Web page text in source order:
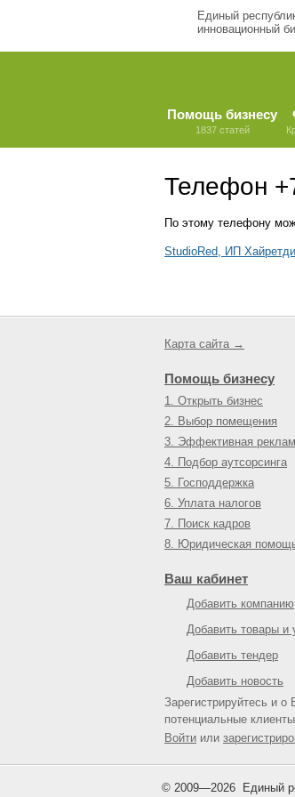
Единый
инновационный
Помощь бизнесу
1837 статей
Телефон
По этому телефону
StudioRed, ИП
Карта сайта →
Помощь бизнесу
1. Открыть бизнес
2. Выбор помещения
3. Эффективная
4. Подбор аутсорсинга
5. Господдержка
6. Уплата налогов
7. Поиск кадров
8. Юридическая
Ваш кабинет
Добавить компанию
Добавить товары и
Добавить тендер
Добавить новость
Зарегистрируйтесь и о
потенциальные
Войти или
© 2009—2026 Единый